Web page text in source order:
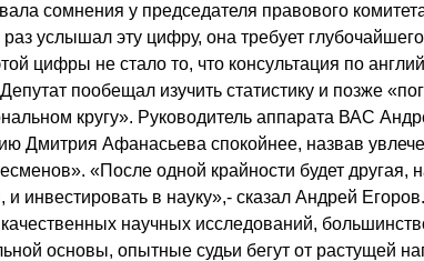
сомнения у председателя правового
услышал эту цифру, она требует
цифры не стало то, что консультация по
пообещал изучить статистику и позже
кругу». Руководитель аппарата ВАС
Дмитрия Афанасьева спокойнее, назвав
«После одной крайности будет другая,
и инвестировать в науку»,- сказал Андрей
качественных научных исследований,
основы, опытные судьи бегут от растущей